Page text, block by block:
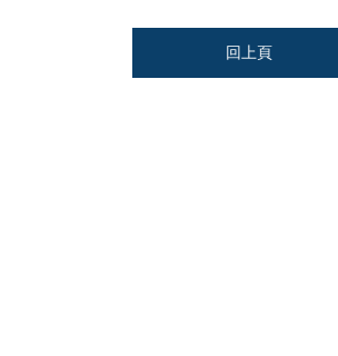
回上頁